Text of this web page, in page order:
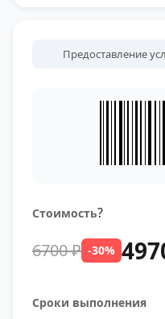
Предоставление
Стоимость?
6700 ₽ -30%
Сроки выполнения